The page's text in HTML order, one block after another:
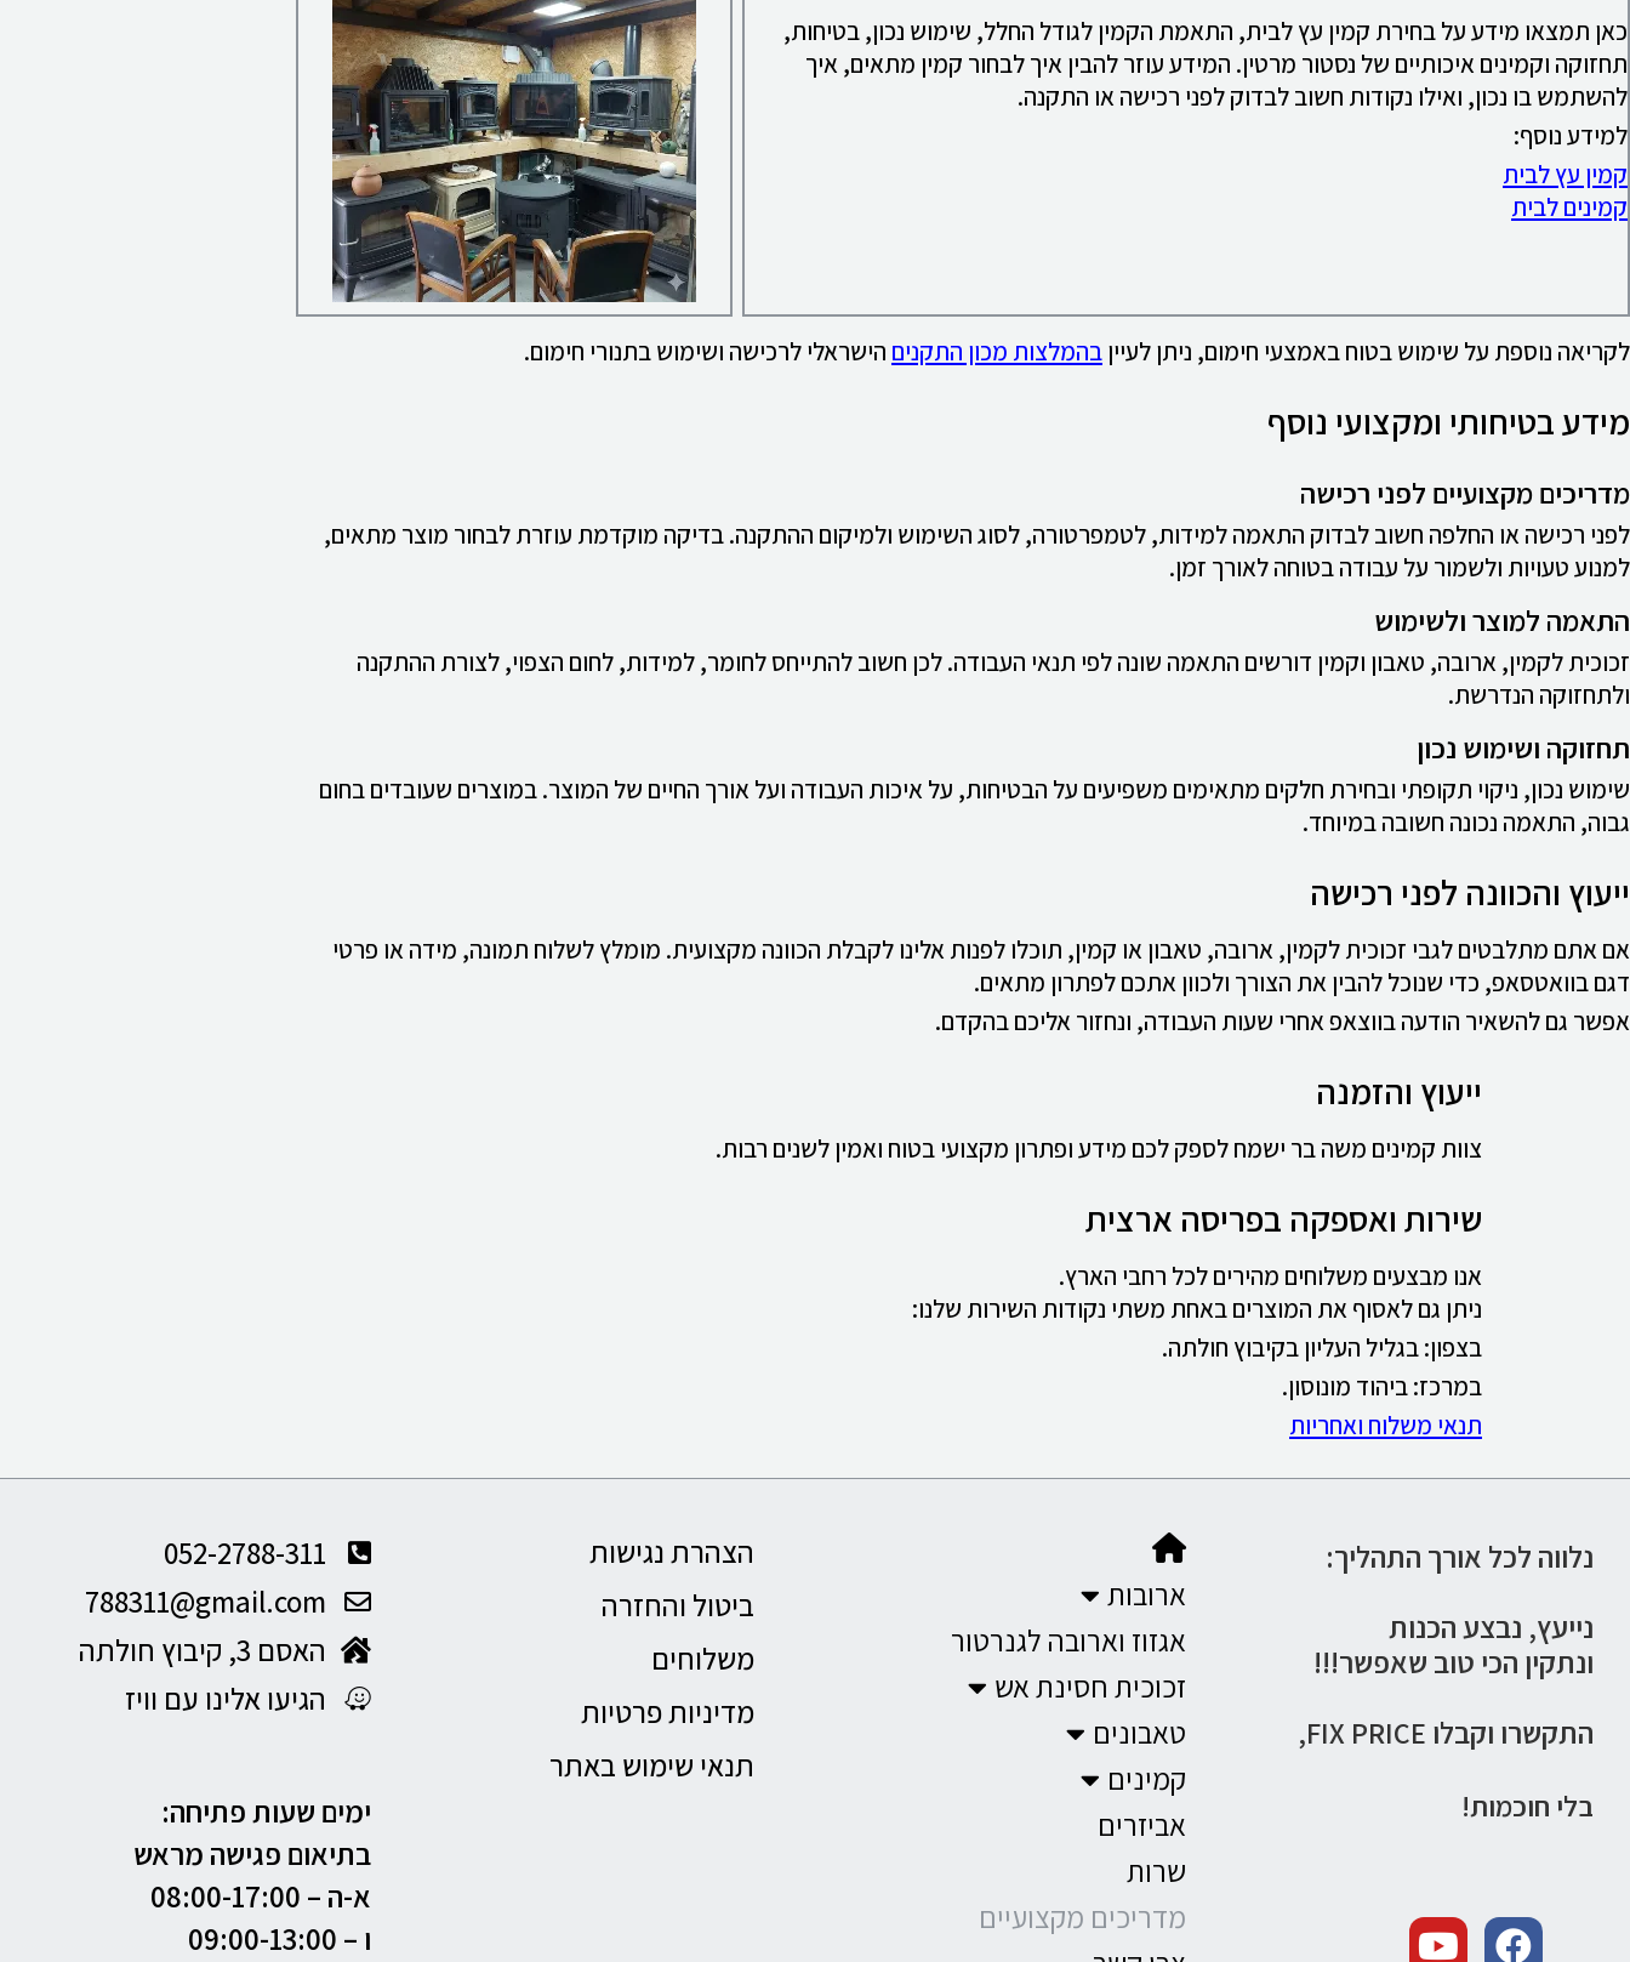
כאן תמצאו מידע על בחירת קמין עץ לבית, התאמת הקמין לגודל החלל, שימוש נכון, בטיחות,
תחזוקה וקמינים איכותיים של נסטור מרטין. המידע עוזר להבין איך לבחור קמין מתאים, איך
להשתמש בו נכון, ואילו נקודות חשוב לבדוק לפני רכישה או התקנה.
למידע נוסף:
קמין עץ לבית
קמינים לבית
לקריאה נוספת על שימוש בטוח באמצעי חימום, ניתן לעייןבהמלצות מכון התקנים הישראלי לרכישה ושימוש בתנורי חימום.
מידע בטיחותי ומקצועי נוסף
מדריכים מקצועיים לפני רכישה
לפני רכישה או החלפה חשוב לבדוק התאמה למידות, לטמפרטורה, לסוג השימוש ולמיקום ההתקנה. בדיקה מוקדמת עוזרת לבחור מוצר מתאים,
למנוע טעויות ולשמור על עבודה בטוחה לאורך זמן.
התאמה למוצר ולשימוש
זכוכית לקמין, ארובה, טאבון וקמין דורשים התאמה שונה לפי תנאי העבודה. לכן חשוב להתייחס לחומר, למידות, לחום הצפוי, לצורת ההתקנה
ולתחזוקה הנדרשת.
תחזוקה ושימוש נכון
שימוש נכון, ניקוי תקופתי ובחירת חלקים מתאימים משפיעים על הבטיחות, על איכות העבודה ועל אורך החיים של המוצר. במוצרים שעובדים בחום
גבוה, התאמה נכונה חשובה במיוחד.
ייעוץ והכוונה לפני רכישה
אם אתם מתלבטים לגבי זכוכית לקמין, ארובה, טאבון או קמין, תוכלו לפנות אלינו לקבלת הכוונה מקצועית. מומלץ לשלוח תמונה, מידה או פרטי
דגם בוואטסאפ, כדי שנוכל להבין את הצורך ולכוון אתכם לפתרון מתאים.
אפשר גם להשאיר הודעה בווצאפ אחרי שעות העבודה, ונחזור אליכם בהקדם.
ייעוץ והזמנה
צוות קמינים משה בר ישמח לספק לכם מידע ופתרון מקצועי בטוח ואמין לשנים רבות.
שירות ואספקה בפריסה ארצית
אנו מבצעים משלוחים מהירים לכל רחבי הארץ.
ניתן גם לאסוף את המוצרים באחת משתי נקודות השירות שלנו:
בצפון: בגליל העליון בקיבוץ חולתה.
במרכז: ביהוד מונוסון.
תנאי משלוח ואחריות
נלווה לכל אורך התהליך:
נייעץ, נבצע הכנות
ונתקין הכי טוב שאפשר!!!
התקשרו וקבלו FIX PRICE,
בלי חוכמות!
ארובות
אגזוז וארובה לגנרטור
זכוכית חסינת אש
טאבונים
קמינים
אביזרים
שרות
מדריכים מקצועיים
הצהרת נגישות
ביטול והחזרה
משלוחים
מדיניות פרטיות
תנאי שימוש באתר
052-2788-311
788311@gmail.com
האסם 3, קיבוץ חולתה
הגיעו אלינו עם וויז
ימים שעות פתיחה:
בתיאום פגישה מראש
א-ה – 08:00-17:00
ו – 09:00-13:00